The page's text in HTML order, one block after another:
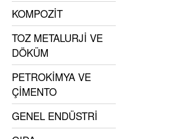
KOMPOZİT
TOZ METALURJİ VE
DÖKÜM
PETROKİMYA VE
ÇİMENTO
GENEL ENDÜSTRİ